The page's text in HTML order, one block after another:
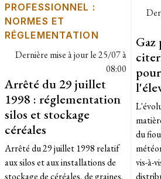
PROFESSIONNEL :
NORMES ET
RÉGLEMENTATION
Dernière mise à jour le25/07 à
08:00
Arrêté du 29 juillet
1998 : réglementation
silos et stockage
céréales
Arrêté du 29 juillet 1998 relatif
aux silos et aux installations de
stockage de céréales, de graines,
Gaz
du
vis-à-